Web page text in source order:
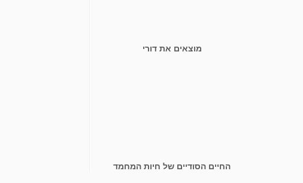
מוצאים את דורי
החיים הסודיים של חיות המחמד